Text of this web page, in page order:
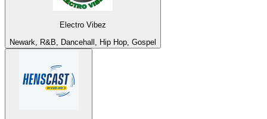
Electro Vibez
Newark, R&B, Dancehall, Hip Hop, Gospel